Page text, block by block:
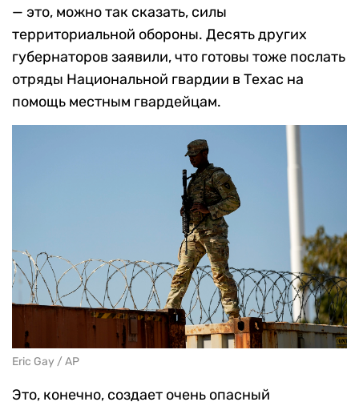
— это, можно так сказать, силы
территориальной обороны. Десять других
губернаторов заявили, что готовы тоже послать
отряды Национальной гвардии в Техас на
помощь местным гвардейцам.
Eric Gay / AP
Это, конечно, создает очень опасный